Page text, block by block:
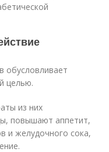
обусловливает
целью.
из них
повышают аппетит,
и желудочного сока,